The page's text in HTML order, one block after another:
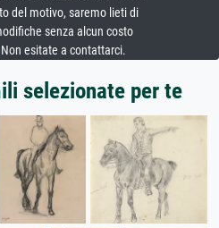
del motivo, saremo lieti di
senza alcun costo
esitate a contattarci.
selezionate per te